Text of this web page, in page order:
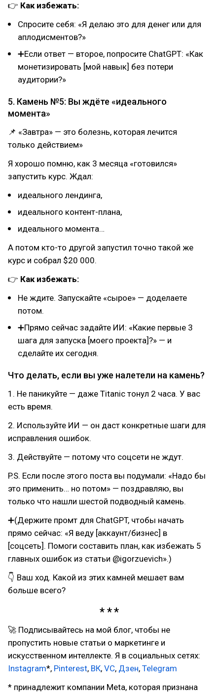
👉 Как избежать:
Спросите себя: «Я делаю это для денег или для
аплодисментов?»
➕Если ответ — второе, попросите ChatGPT: «Как
монетизировать [мой навык] без потери
аудитории?»
5. Камень №5: Вы ждёте «идеального
момента»
📌 «Завтра» — это болезнь, которая лечится
только действием»
Я хорошо помню, как 3 месяца «готовился»
запустить курс. Ждал:
идеального лендинга,
идеального контент-плана,
идеального момента…
А потом кто-то другой запустил точно такой же
курс и собрал $20 000.
👉 Как избежать:
Не ждите. Запускайте «сырое» — доделаете
потом.
➕Прямо сейчас задайте ИИ: «Какие первые 3
шага для запуска [моего проекта]?» — и
сделайте их сегодня.
Что делать, если вы уже налетели на камень?
1. Не паникуйте — даже Titanic тонул 2 часа. У вас
есть время.
2. Используйте ИИ — он даст конкретные шаги для
исправления ошибок.
3. Действуйте — потому что соцсети не ждут.
P.S. Если после этого поста вы подумали: «Надо бы
это применить… но потом» — поздравляю, вы
только что нашли шестой подводный камень.
➕(Держите промт для ChatGPT, чтобы начать
прямо сейчас: «Я веду [аккаунт/бизнес] в
[соцсеть]. Помоги составить план, как избежать 5
главных ошибок из статьи @igorzuevich».)
👇 Ваш ход. Какой из этих камней мешает вам
больше всего?
🚀 Подписывайтесь на мой блог, чтобы не
пропустить новые статьи о маркетинге и
искусственном интеллекте. Я в социальных сетях:
Instagram*, Pinterest, ВК, VC, Дзен, Telegram
* принадлежит компании Meta, которая признана